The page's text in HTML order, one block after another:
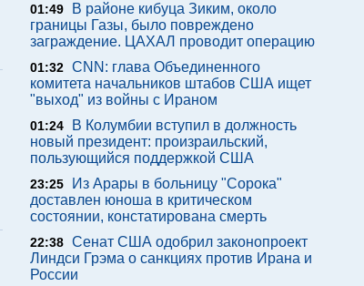
01:49
В районе кибуца Зиким, около
границы Газы, было повреждено
заграждение. ЦАХАЛ проводит операцию
01:32 CNN: глава Объединенного
комитета начальников штабов США ищет
"выход" из войны с Ираном
01:24
В Колумбии вступил в должность
новый президент: произраильский,
пользующийся поддержкой США
23:25
Из Арары в больницу "Сорока"
доставлен юноша в критическом
состоянии, констатирована смерть
22:38 Сенат США одобрил законопроект
Линдси Грэма о санкциях против Ирана и
России